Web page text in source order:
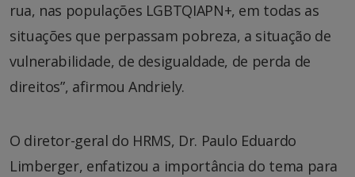
rua, nas populações LGBTQIAPN+, em todas as
situações que perpassam pobreza, a situação de
vulnerabilidade, de desigualdade, de perda de
direitos”, afirmou Andriely.
O diretor-geral do HRMS, Dr. Paulo Eduardo
Limberger, enfatizou a importância do tema para